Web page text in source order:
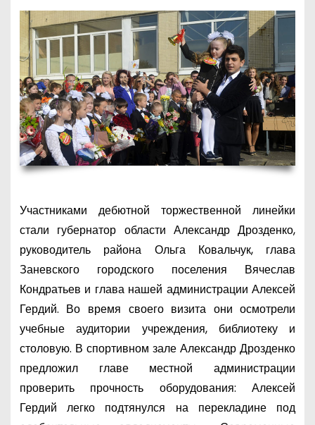
Участниками дебютной торжественной линейки
стали губернатор области Александр Дрозденко,
руководитель района Ольга Ковальчук, глава
Заневского городского поселения Вячеслав
Кондратьев и глава нашей администрации Алексей
Гердий. Во время своего визита они осмотрели
учебные аудитории учреждения, библиотеку и
столовую. В спортивном зале Александр Дрозденко
предложил главе местной администрации
проверить прочность оборудования: Алексей
Гердий легко подтянулся на перекладине под